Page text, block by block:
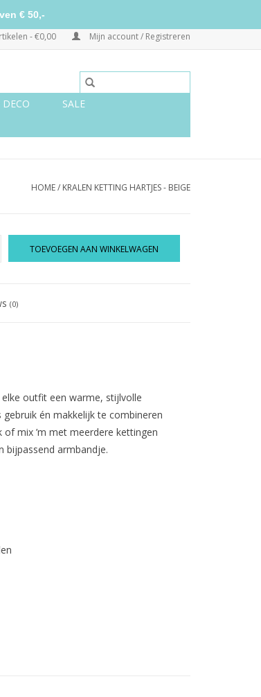
- €0,00 Mijn account / Registreren
SALE
HOME/ KRALEN KETTING HARTJES - BEIGE
TOEVOEGEN AAN WINKELWAGEN
(0)
outfit een warme, stijlvolle
én makkelijk te combineren
mix ’m met meerdere kettingen
bijpassend armbandje.
€ 50,-